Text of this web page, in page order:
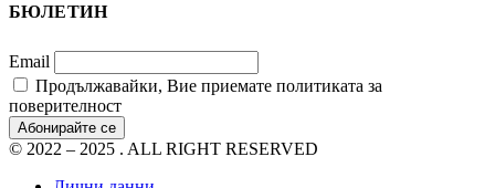
БЮЛЕТИН
Email
Продължавайки, Вие приемате политиката за
поверителност
© 2022 – 2025 . ALL RIGHT RESERVED